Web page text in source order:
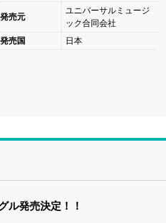
発売元
ユニバーサルミュージ
ック合同会社
発売国
日本
ル発売決定！！